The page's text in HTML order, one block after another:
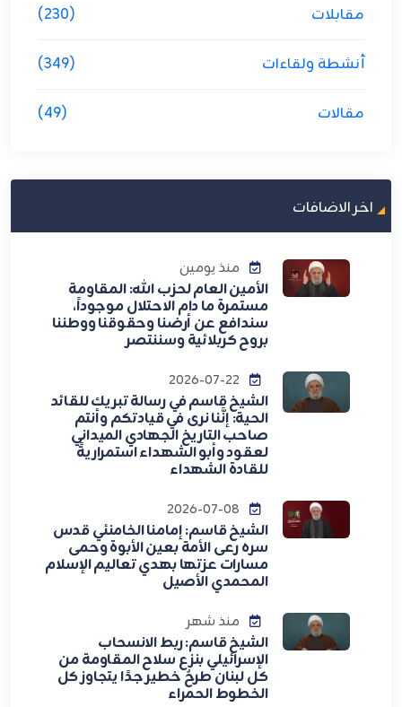
مقابلات (230)
أنشطة ولقاءات (349)
مقالات (49)
اخر الاضافات
منذ يومين
الأمين العام لحزب الله: المقاومة
مستمرة ما دام الاحتلال موجوداً،
سندافع عن أرضنا وحقوقنا ووطننا
بروح كربلائية وسننتصر
الشيخ قاسم في رسالة تبريك للقائد
الحية: إنَّنا نرى في قيادتكم وأنتم
صاحب التاريخ الجهادي الميداني
لعقود وأبو الشهداء استمراريةً
للقادة الشهداء
الشيخ قاسم: إمامنا الخامنئي قدس
سره رعى الأمة بعين الأبوة وحمى
مسارات عزتها بهدي تعاليم الإسلام
المحمدي الأصيل
منذ شهر
الشيخ قاسم: ربط الانسحاب
الإسرائيلي بنزع سلاح المقاومة من
كل لبنان طرحٌ خطير جدًا يتجاوز كل
الخطوط الحمراء